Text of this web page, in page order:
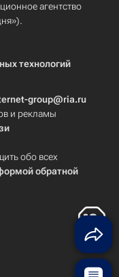
агентство
технологий
group@ria.ru
и рекламы
обо всех
обратной